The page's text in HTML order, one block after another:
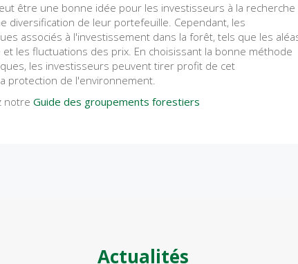
être une bonne idée pour les investisseurs à la recherche
diversification de leur portefeuille. Cependant, les
associés à l'investissement dans la forêt, tels que les
les fluctuations des prix. En choisissant la bonne méthode
les investisseurs peuvent tirer profit de cet
protection de l'environnement.
notre Guide des groupements forestiers
Actualités